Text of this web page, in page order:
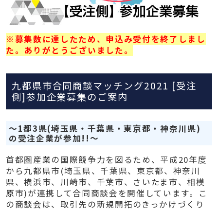
※募集数に達したため、申込み受付を終了しまし
た。ありがとうございました。
九都県市合同商談マッチング2021 [受注
側]参加企業募集のご案内
～1都3県(埼玉県・千葉県・東京都・神奈川県)
の受注企業が参加!!～
首都圏産業の国際競争力を図るため、平成20年度
から九都県市(埼玉県、千葉県、東京都、神奈川
県、横浜市、川崎市、千葉市、さいたま市、相模
原市)が連携して合同商談会を開催しています。こ
の商談会は、取引先の新規開拓のきっかけづくり